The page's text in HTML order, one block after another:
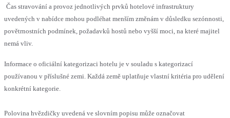
Čas stravování a provoz jednotlivých prvků hotelové infrastruktury
uvedených v nabídce mohou podléhat menším změnám v důsledku sezónnosti,
povětrnostních podmínek, požadavků hostů nebo vyšší moci, na které majitel
nemá vliv.
Informace o oficiální kategorizaci hotelu je v souladu s kategorizací
používanou v příslušné zemi. Každá země uplatňuje vlastní kritéria pro udělení
konkrétní kategorie.
Polovina hvězdičky uvedená ve slovním popisu může označovat